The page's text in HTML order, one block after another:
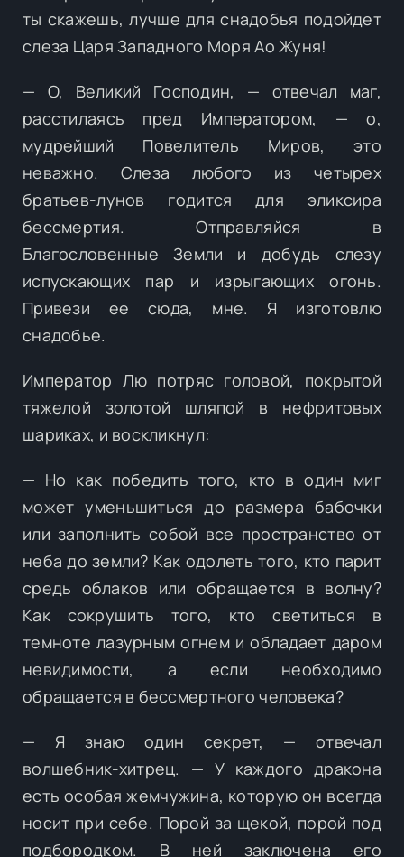
ты скажешь, лучше для снадобья подойдет
слеза Царя Западного Моря Ао Жуня!
— О, Великий Господин, — отвечал маг,
расстилаясь пред Императором, — о,
мудрейший Повелитель Миров, это
неважно. Слеза любого из четырех
братьев-лунов годится для эликсира
бессмертия. Отправляйся в
Благословенные Земли и добудь слезу
испускающих пар и изрыгающих огонь.
Привези ее сюда, мне. Я изготовлю
снадобье.
Император Лю потряс головой, покрытой
тяжелой золотой шляпой в нефритовых
шариках, и воскликнул:
— Но как победить того, кто в один миг
может уменьшиться до размера бабочки
или заполнить собой все пространство от
неба до земли? Как одолеть того, кто парит
средь облаков или обращается в волну?
Как сокрушить того, кто светиться в
темноте лазурным огнем и обладает даром
невидимости, а если необходимо
обращается в бессмертного человека?
— Я знаю один секрет, — отвечал
волшебник-хитрец. — У каждого дракона
есть особая жемчужина, которую он всегда
носит при себе. Порой за щекой, порой под
подбородком. В ней заключена его